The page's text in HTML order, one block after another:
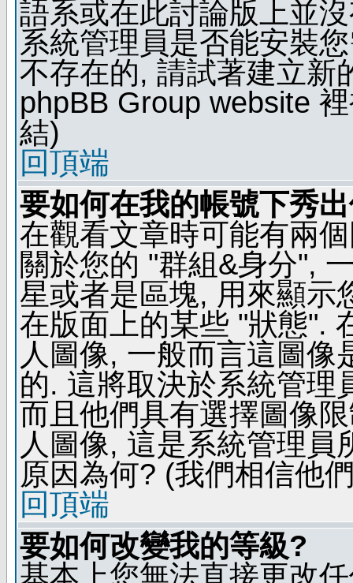
語系或在此討論版上並
系統管理員是否能安裝
不存在的, 請試著建立新
phpBB Group website
結)
回頂端
要如何在我的帳號下秀
在觀看文章時可能有兩
關於您的 "群組&身分",
星或者是區塊, 用來顯示
在版面上的某些 "狀態".
人圖像, 一般而言這圖像
的. 這將取決於系統管理
而且他們具有選擇圖像
人圖像, 這是系統管理
原因為何? (我們相信他
回頂端
要如何改變我的等級?
基本上您無法直接更改